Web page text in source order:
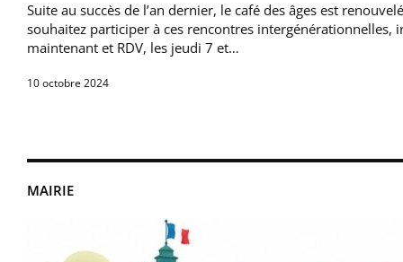
MAIRIE
Suite au succès de l’an dernier, le café des âges est
souhaitez participer à ces rencontres intergénérationnelles,
maintenant et RDV, les jeudi 7 et…
10 octobre 2024